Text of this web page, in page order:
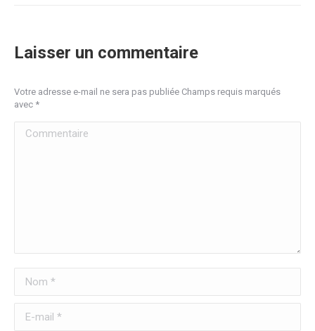
Laisser un commentaire
Votre adresse e-mail ne sera pas publiée Champs requis marqués
avec *
Commentaire
Nom *
E-mail *